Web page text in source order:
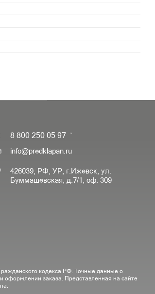
8 800 250 05 97
info@predklapan.ru
426039, РФ, УР, г.Ижевск, ул.
Буммашевская, д.7/1, оф. 309
кодекса РФ. Точные данные о
оформлении заказа. Представленная на сайте